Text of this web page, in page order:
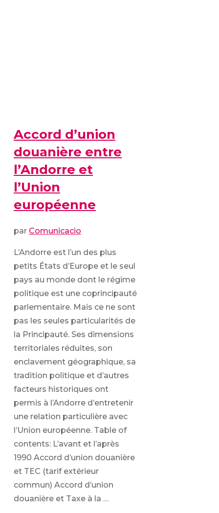
Accord d’union
douanière entre
l’Andorre et
l’Union
européenne
par Comunicacio
L’Andorre est l’un des plus
petits États d’Europe et le seul
pays au monde dont le régime
politique est une coprincipauté
parlementaire. Mais ce ne sont
pas les seules particularités de
la Principauté. Ses dimensions
territoriales réduites, son
enclavement géographique, sa
tradition politique et d’autres
facteurs historiques ont
permis à l’Andorre d’entretenir
une relation particulière avec
l’Union européenne. Table of
contents: L’avant et l’après
1990 Accord d’union douanière
et TEC (tarif extérieur
commun) Accord d’union
douanière et Taxe à la …